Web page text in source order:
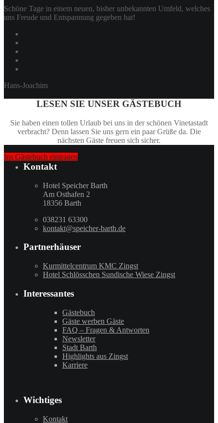
Schöne Tage in einem neuen, bisher unbekannten Umfeld, welches
uns Freude und Entspannung gegeben hat!
Hans-Joachim
LESEN SIE UNSER GÄSTEBUCH
Sie haben einen tollen Urlaub bei uns in der schönen Vinetastadt
verbracht? Denn lassen Sie uns gern ein paar Grüße da. Die
nächsten Gäste freuen sich sicher.
Ins Gästebuch eintragen
Kontakt
Hotel Speicher Barth
Am Osthafen 2
18356 Barth
038231 63300
kontakt@speicher-barth.de
Partnerhäuser
Kurmittelcentrum KMC Zingst
Hotel Schlösschen Sundische Wiese Zingst
Interessantes
Gästebuch
Gäste werben Gäste
FAQ – Fragen & Antworten
Newsletter
Stadt Barth
Highlights aus Zingst
Karriere
Wichtiges
Kontakt